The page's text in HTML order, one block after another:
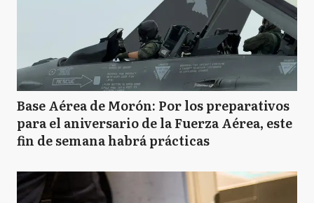
Base Aérea de Morón: Por los preparativos
para el aniversario de la Fuerza Aérea, este
fin de semana habrá prácticas